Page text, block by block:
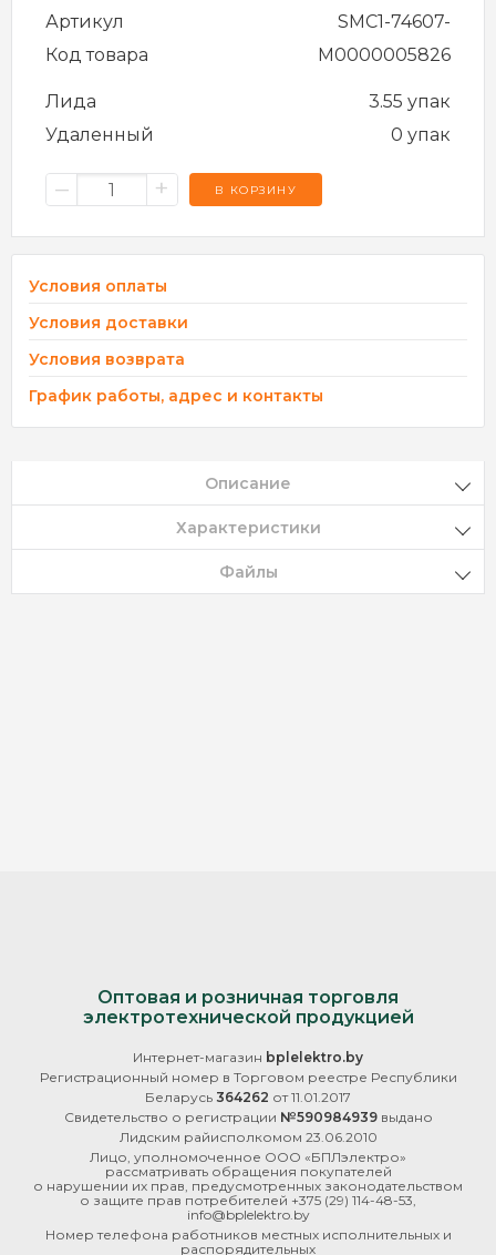
Артикул
SMC1-74607-
Код товара
M0000005826
Лида
3.55 упак
Удаленный
0 упак
– + В КОРЗИНУ
Условия оплаты
Условия доставки
Условия возврата
График работы, адрес и контакты
Описание
Характеристики
Файлы
Оптовая и розничная торговля
электротехнической продукцией
Интернет-магазин bplelektro.by
Регистрационный номер в Торговом реестре Республики
Беларусь 364262 от 11.01.2017
Свидетельство о регистрации №590984939выдано
Лидским райисполкомом 23.06.2010
Лицо, уполномоченное ООО «БПЛэлектро»
рассматривать обращения покупателей
о нарушении их прав, предусмотренных законодательством
о защите прав потребителей +375 (29) 114-48-53
info@bplelektro.by
Номер телефона работников местных исполнительных и
распорядительных